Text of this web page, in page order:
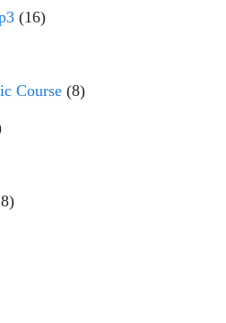
(16)
Course (8)